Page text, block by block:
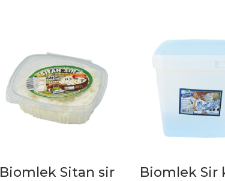
Biomlek Sitan sir
Biomlek Sir